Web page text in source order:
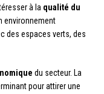
à la qualité du
environnement
des espaces verts, des
du secteur. La
pour attirer une